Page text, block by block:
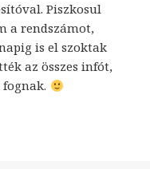
Piszkosul
a rendszámot,
is el szoktak
az összes infót,